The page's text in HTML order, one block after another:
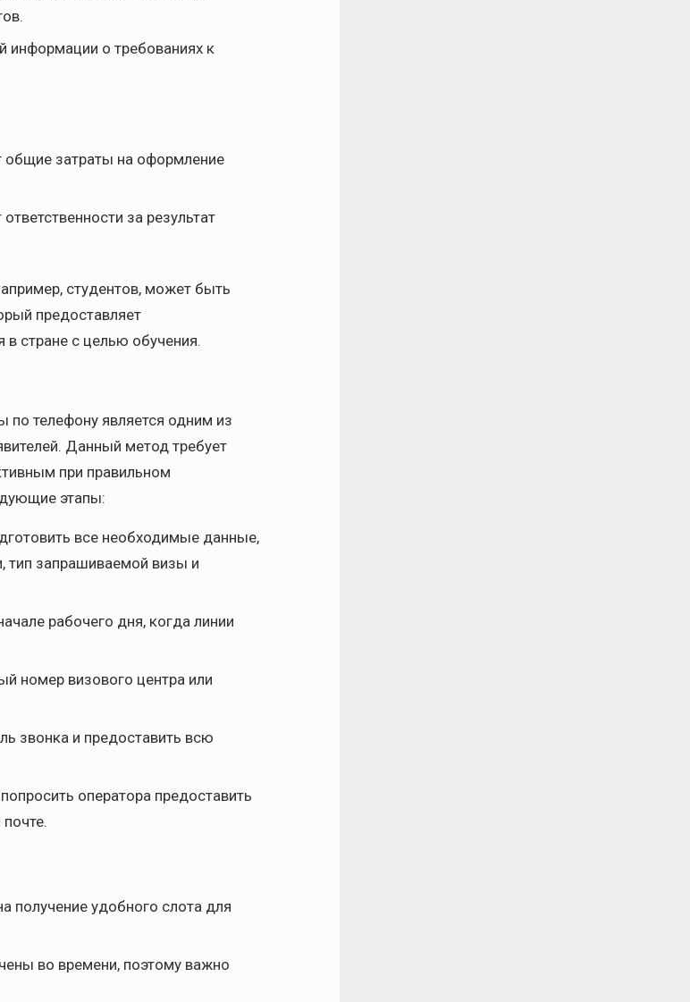
информации о требованиях к
общие затраты на оформление
за результат
студентов, может быть
предоставляет
стране с целью обучения.
по телефону является одним из
Данный метод требует
при правильном
этапы:
все необходимые данные,
тип запрашиваемой визы и
рабочего дня, когда линии
номер визового центра или
звонка и предоставить всю
оператора предоставить
получение удобного слота для
во времени, поэтому важно